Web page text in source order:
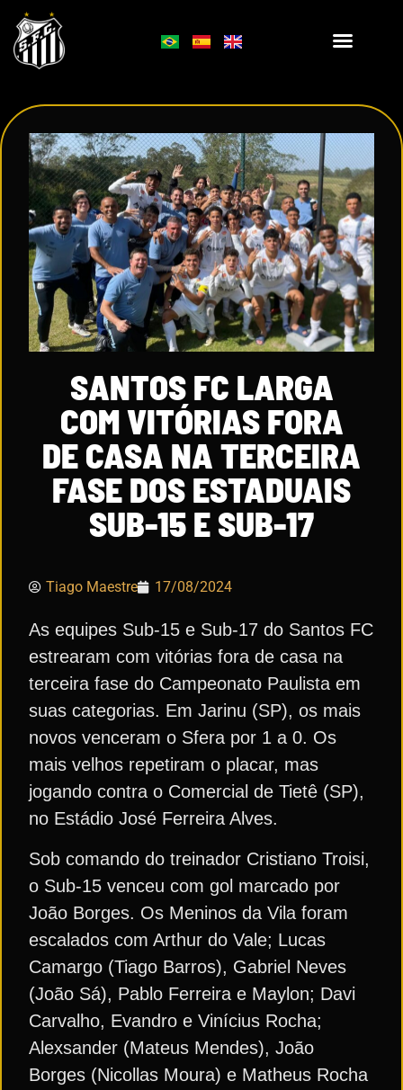
SANTOS FC LARGA
COM VITÓRIAS FORA
DE CASA NA TERCEIRA
FASE DOS ESTADUAIS
SUB-15 E SUB-17
Tiago Maestre 17/08/2024
As equipes Sub-15 e Sub-17 do Santos FC
estrearam com vitórias fora de casa na
terceira fase do Campeonato Paulista em
suas categorias. Em Jarinu (SP), os mais
novos venceram o Sfera por 1 a 0. Os
mais velhos repetiram o placar, mas
jogando contra o Comercial de Tietê (SP),
no Estádio José Ferreira Alves.
Sob comando do treinador Cristiano Troisi,
o Sub-15 venceu com gol marcado por
João Borges. Os Meninos da Vila foram
escalados com Arthur do Vale; Lucas
Camargo (Tiago Barros), Gabriel Neves
(João Sá), Pablo Ferreira e Maylon; Davi
Carvalho, Evandro e Vinícius Rocha;
Alexsander (Mateus Mendes), João
Borges (Nicollas Moura) e Matheus Rocha